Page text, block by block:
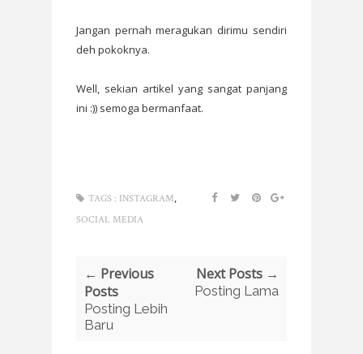
Jangan pernah meragukan dirimu sendiri
deh pokoknya.
Well, sekian artikel yang sangat panjang
ini :)) semoga bermanfaat.
TAGS : INSTAGRAM,
SOCIAL MEDIA
← Previous
Posts
Posting Lebih
Baru
Next Posts →
Posting Lama